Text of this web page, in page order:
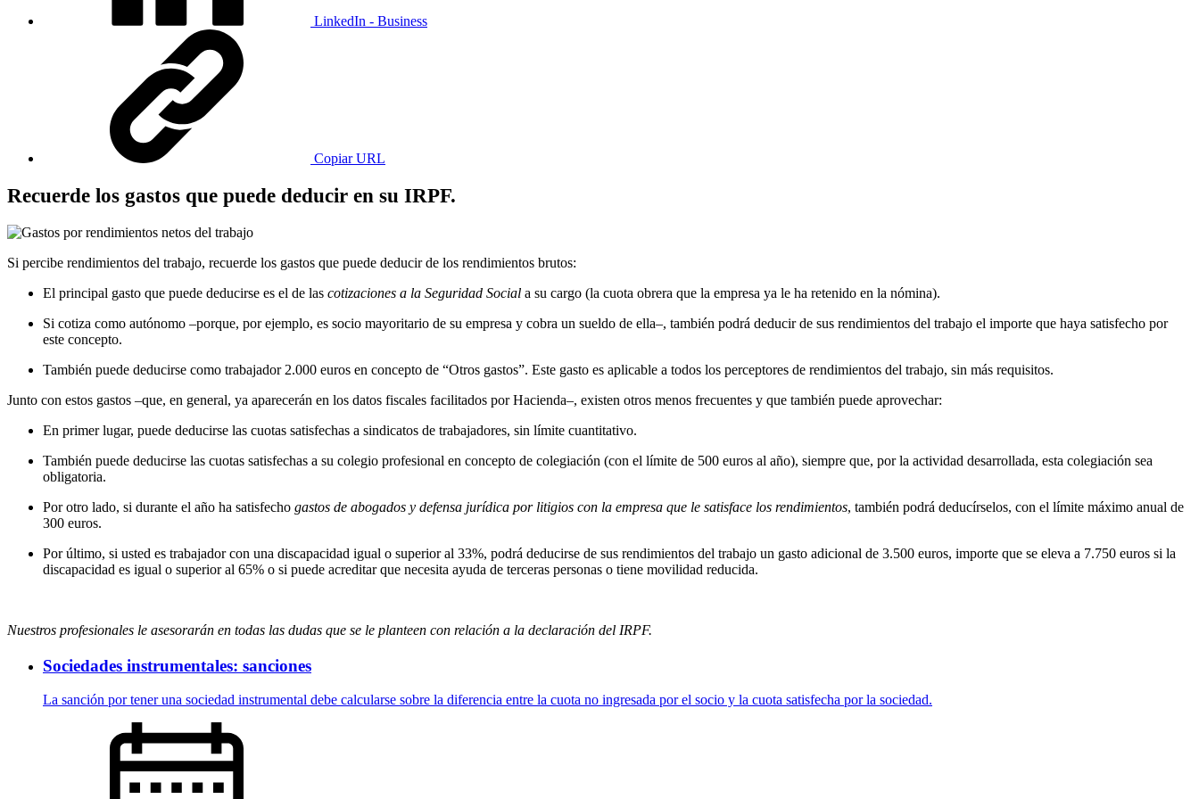
LinkedIn - Business
Copiar URL
Recuerde los gastos que puede deducir en su IRPF.
Si percibe rendimientos del trabajo, recuerde los gastos que puede deducir de los rendimientos brutos:
El principal gasto que puede deducirse es el de las cotizaciones a la Seguridad Social a su cargo (la cuota obrera que la empresa ya le ha retenido en la nómina).
Si cotiza como autónomo –porque, por ejemplo, es socio mayoritario de su empresa y cobra un sueldo de ella–, también podrá deducir de sus rendimientos del trabajo el importe que haya satisfecho por
este concepto.
También puede deducirse como trabajador 2.000 euros en concepto de “Otros gastos”. Este gasto es aplicable a todos los perceptores de rendimientos del trabajo, sin más requisitos.
Junto con estos gastos –que, en general, ya aparecerán en los datos fiscales facilitados por Hacienda–, existen otros menos frecuentes y que también puede aprovechar:
En primer lugar, puede deducirse las cuotas satisfechas a sindicatos de trabajadores, sin límite cuantitativo.
También puede deducirse las cuotas satisfechas a su colegio profesional en concepto de colegiación (con el límite de 500 euros al año), siempre que, por la actividad desarrollada, esta colegiación sea
obligatoria.
Por otro lado, si durante el año ha satisfecho gastos de abogados y defensa jurídica por litigios con la empresa que le satisface los rendimientos, también podrá deducírselos, con el límite máximo anual de
300 euros.
Por último, si usted es trabajador con una discapacidad igual o superior al 33%, podrá deducirse de sus rendimientos del trabajo un gasto adicional de 3.500 euros, importe que se eleva a 7.750 euros si la
discapacidad es igual o superior al 65% o si puede acreditar que necesita ayuda de terceras personas o tiene movilidad reducida.
Nuestros profesionales le asesorarán en todas las dudas que se le planteen con relación a la declaración del IRPF.
Sociedades instrumentales: sanciones
La sanción por tener una sociedad instrumental debe calcularse sobre la diferencia entre la cuota no ingresada por el socio y la cuota satisfecha por la sociedad.